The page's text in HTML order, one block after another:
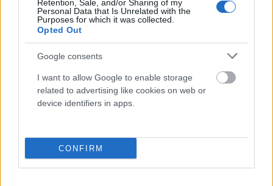
Retention, Sale, and/or Sharing of my
Personal Data that Is Unrelated with the
Purposes for which it was collected.
Opted Out
Google consents
I want to allow Google to enable storage
related to advertising like cookies on web or
device identifiers in apps.
CONFIRM
egy maladaptív mondatot, annál közelebb jutunk a
megszüntetéséhez.Ilyenkor nem csak a gondolat tartalma fontos,
segít ha be tudjuk azonosítani a mondatszerkezetet, a minősítő
karakter, aki belülről hátráltat bennünket.